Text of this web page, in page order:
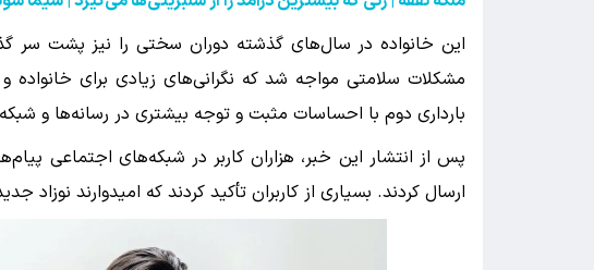
این خانواده در سال‌های گذشته دوران سختی را نیز پشت سر
مشکلات سلامتی مواجه شد که نگرانی‌های زیادی برای خانواده
بارداری دوم با احساسات مثبت و توجه بیشتری در رسانه‌ها و
پس از انتشار این خبر، هزاران کاربر در شبکه‌های اجتماعی
ارسال کردند. بسیاری از کاربران تأکید کردند که امیدوارند نوزاد